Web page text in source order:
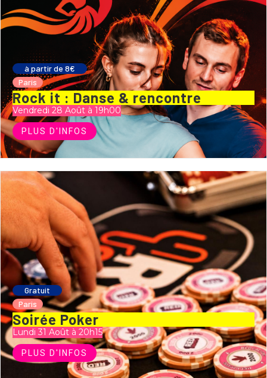
à partir de 8€
Paris
Rock it : Danse & rencontre
Vendredi 28 Août à 19h00
PLUS D'INFOS
Gratuit
Paris
Soirée Poker
Lundi 31 Août à 20h15
PLUS D'INFOS